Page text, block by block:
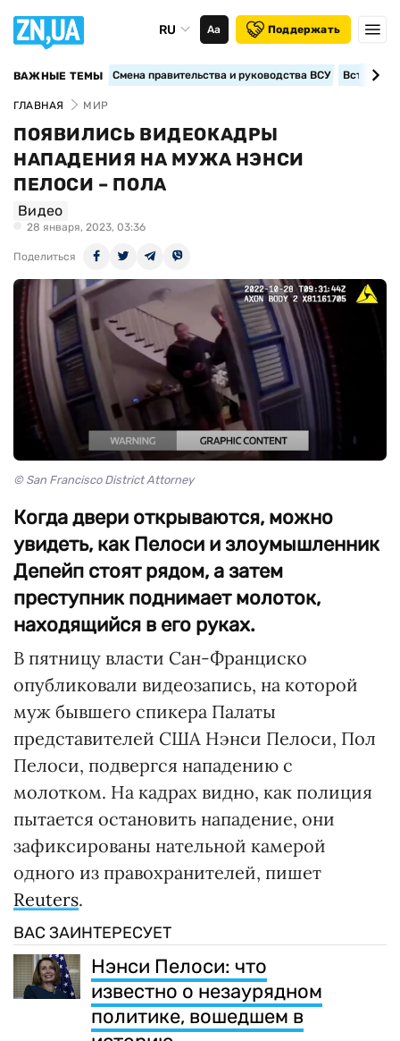
RU Аа Поддержать
ВАЖНЫЕ ТЕМЫ Смена правительства и руководства ВСУ
ГЛАВНАЯ МИР
ПОЯВИЛИСЬ ВИДЕОКАДРЫ
НАПАДЕНИЯ НА МУЖА НЭНСИ
ПЕЛОСИ – ПОЛА
Видео
28 января, 2023, 03:36
Поделиться
© San Francisco District Attorney
Когда двери открываются, можно
увидеть, как Пелоси и злоумышленник
Депейп стоят рядом, а затем
преступник поднимает молоток,
находящийся в его руках.
В пятницу власти Сан-Франциско
опубликовали видеозапись, на которой
муж бывшего спикера Палаты
представителей США Нэнси Пелоси, Пол
Пелоси, подвергся нападению с
молотком. На кадрах видно, как полиция
пытается остановить нападение, они
зафиксированы нательной камерой
одного из правохранителей, пишет
Reuters.
ВАС ЗАИНТЕРЕСУЕТ
Нэнси Пелоси: что
известно о незаурядном
политике, вошедшем в